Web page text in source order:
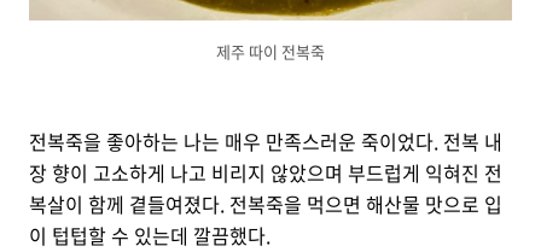
제주 따이 전복죽
전복죽을 좋아하는 나는 매우 만족스러운 죽이었다. 전복 내
장 향이 고소하게 나고 비리지 않았으며 부드럽게 익혀진 전
복살이 함께 곁들여졌다. 전복죽을 먹으면 해산물 맛으로 입
이 텁텁할 수 있는데 깔끔했다.